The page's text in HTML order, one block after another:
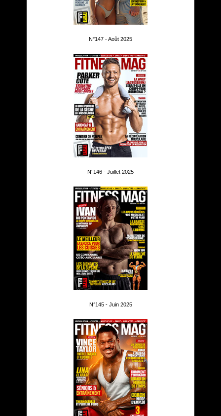
N°147 - Août 2025
N°146 - Juillet 2025
N°145 - Juin 2025